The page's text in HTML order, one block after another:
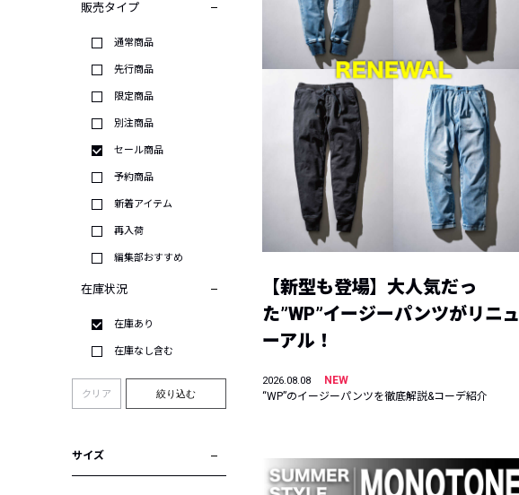
販売タイプ
通常商品
先行商品
限定商品
別注商品
セール商品
予約商品
新着アイテム
再入荷
編集部おすすめ
在庫状況
在庫あり
在庫なし含む
クリア 絞り込む
サイズ
【新型も登場】大人気だっ
た”WP”イージーパンツがリニュ
ーアル！
2026.08.08
NEW
“WP”のイージーパンツを徹底解説&コーデ紹介